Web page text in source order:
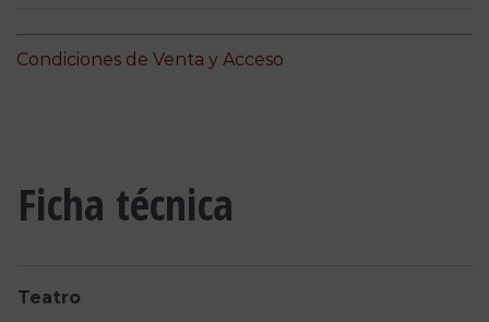
Condiciones de Venta y Acceso
Ficha técnica
Teatro